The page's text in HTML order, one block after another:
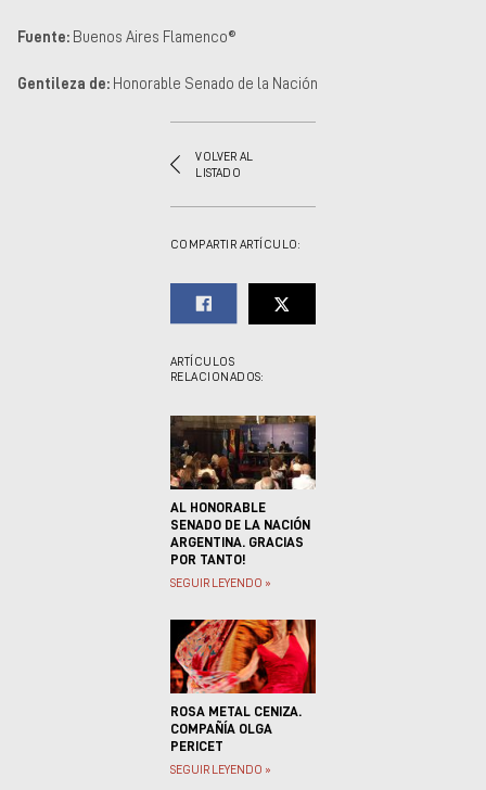
Fuente: Buenos Aires Flamenco®
Gentileza de: Honorable Senado de la Nación
VOLVER AL
LISTADO
COMPARTIR ARTÍCULO:
ARTÍCULOS
RELACIONADOS:
AL HONORABLE
SENADO DE LA NACIÓN
ARGENTINA. GRACIAS
POR TANTO!
SEGUIR LEYENDO »
ROSA METAL CENIZA.
COMPAÑÍA OLGA
PERICET
SEGUIR LEYENDO »